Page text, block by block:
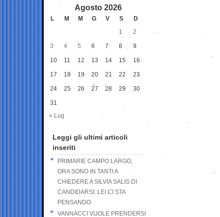
Agosto 2026
L M M G V S
D
1
2
3 4 5 6 7 8 9
10 11 12 13 14 15 16
17 18 19 20 21 22 23
24 25 26 27 28 29 30
31
« Lug
Leggi gli ultimi articoli
inseriti
PRIMARIE CAMPO LARGO,
ORA SONO IN TANTI A
CHIEDERE A SILVIA SALIS DI
CANDIDARSI: LEI CI STA
PENSANDO
VANNACCI VUOLE PRENDERSI